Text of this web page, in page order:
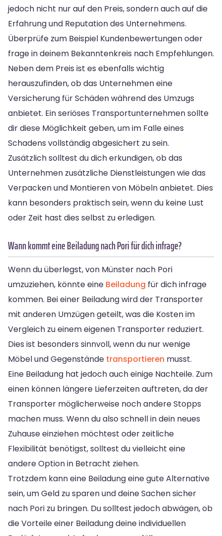
jedoch nicht nur auf den Preis, sondern auch auf die
Erfahrung und Reputation des Unternehmens.
Überprüfe zum Beispiel Kundenbewertungen oder
frage in deinem Bekanntenkreis nach Empfehlungen.
Neben dem Preis ist es ebenfalls wichtig
herauszufinden, ob das Unternehmen eine
Versicherung für Schäden während des Umzugs
anbietet. Ein seriöses Transportunternehmen sollte
dir diese Möglichkeit geben, um im Falle eines
Schadens vollständig abgesichert zu sein.
Zusätzlich solltest du dich erkundigen, ob das
Unternehmen zusätzliche Dienstleistungen wie das
Verpacken und Montieren von Möbeln anbietet. Dies
kann besonders praktisch sein, wenn du keine Lust
oder Zeit hast dies selbst zu erledigen.
Wann kommt eine Beiladung nach Pori für dich infrage?
Wenn du überlegst, von Münster nach Pori
umzuziehen, könnte eine Beiladung für dich infrage
kommen. Bei einer Beiladung wird der Transporter
mit anderen Umzügen geteilt, was die Kosten im
Vergleich zu einem eigenen Transporter reduziert.
Dies ist besonders sinnvoll, wenn du nur wenige
Möbel und Gegenstände transportieren musst.
Eine Beiladung hat jedoch auch einige Nachteile. Zum
einen können längere Lieferzeiten auftreten, da der
Transporter möglicherweise noch andere Stopps
machen muss. Wenn du also schnell in dein neues
Zuhause einziehen möchtest oder zeitliche
Flexibilität benötigst, solltest du vielleicht eine
andere Option in Betracht ziehen.
Trotzdem kann eine Beiladung eine gute Alternative
sein, um Geld zu sparen und deine Sachen sicher
nach Pori zu bringen. Du solltest jedoch abwägen, ob
die Vorteile einer Beiladung deine individuellen